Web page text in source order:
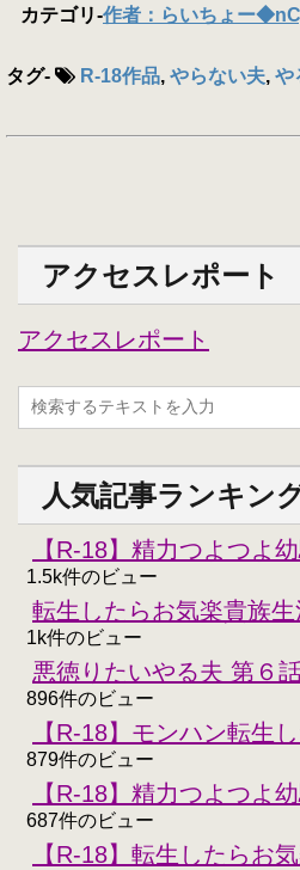
カテゴリ-作者：らいちょー
タグ- R-18作品, やらない夫, や
アクセスレポート
アクセスレポート
人気記事ランキン
【R-18】精力つよつよ
1.5k件のビュー
転生したらお気楽貴族
1k件のビュー
悪徳りたいやる夫 第６
896件のビュー
【R-18】モンハン転生
879件のビュー
【R-18】精力つよつよ
687件のビュー
【R-18】転生したらお